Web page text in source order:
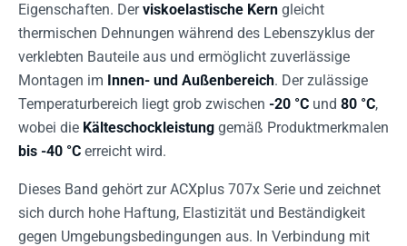
Eigenschaften. Derviskoelastische Kern gleicht
thermischen Dehnungen während des Lebenszyklus der
verklebten Bauteile aus und ermöglicht zuverlässige
Montagen im Innen- und Außenbereich. Der zulässige
Temperaturbereich liegt grob zwischen -20 °C und 80 °C,
wobei die Kälteschockleistung gemäß Produktmerkmalen
bis -40 °C erreicht wird.
Dieses Band gehört zur ACXplus 707x Serie und zeichnet
sich durch hohe Haftung, Elastizität und Beständigkeit
gegen Umgebungsbedingungen aus. In Verbindung mit